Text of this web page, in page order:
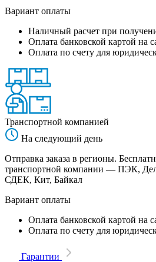
Вариант оплаты
Наличный расчет при
Оплата банковской картой на
Оплата по счету для
Транспортной компанией
На следующий день
Отправка заказа в регионы.
транспортной компании — ПЭК,
СДЕК, Кит, Байкал
Вариант оплаты
Оплата банковской картой на
Оплата по счету для
Гарантии